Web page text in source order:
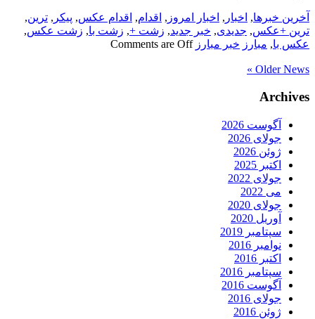
آخرین خبرها, اخبار , اخبار امروز , اقدام, اقدام عکس, پیکر , ترین,
ترین +عکس, جدیدی, خبر جدید, زشت +, زشت با, زشت عکس,
عکس با, مبارز خبر مبارز Comments are Off
Older News »
Archives
آگوست 2026
جولای 2026
ژوئن 2026
اکتبر 2025
جولای 2022
می 2022
جولای 2020
آوریل 2020
سپتامبر 2019
نوامبر 2016
اکتبر 2016
سپتامبر 2016
آگوست 2016
جولای 2016
ژوئن 2016